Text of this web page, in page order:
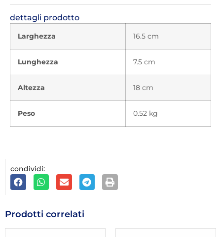
dettagli prodotto
Larghezza 16.5 cm
Lunghezza 7.5 cm
Altezza 18 cm
Peso 0.52 kg
condividi:
Prodotti correlati